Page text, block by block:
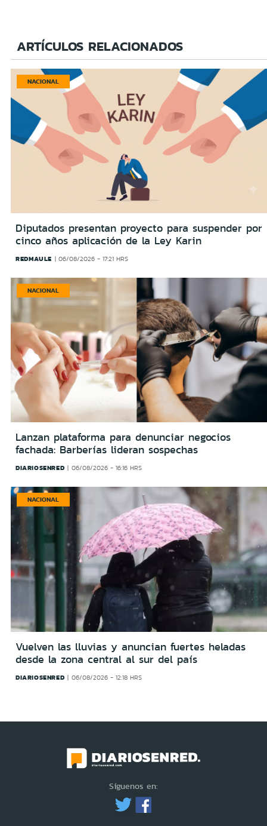
ARTÍCULOS RELACIONADOS
NACIONAL
Diputados presentan proyecto para suspender por
cinco años aplicación de la Ley Karin
REDMAULE 06/08/2026 - 17:21 HRS
NACIONAL
Lanzan plataforma para denunciar negocios
fachada: Barberías lideran sospechas
DIARIOSENRED 06/08/2026 - 16:16 HRS
NACIONAL
Vuelven las lluvias y anuncian fuertes heladas
desde la zona central al sur del país
DIARIOSENRED 06/08/2026 - 12:18 HRS
Síguenos en: